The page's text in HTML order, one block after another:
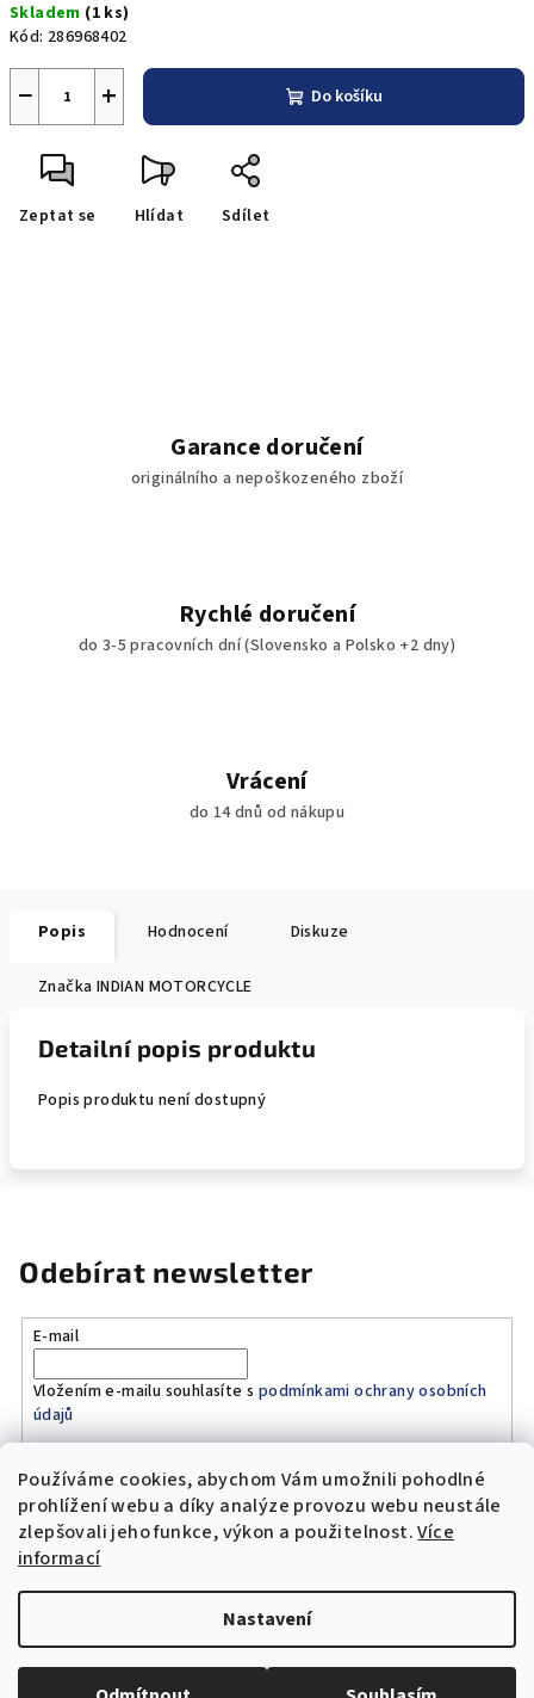
Používáme cookies, abychom Vám umožnili pohodlné
prohlížení webu a díky analýze provozu webu neustále
zlepšovali jeho funkce, výkon a použitelnost.Více
informací
Nastavení
cena:
Skladem (1 ks)
Kód: 286968402
+
− Do košíku
Zeptat se Hlídat Sdílet
Garance doručení
originálního a nepoškozeného zboží
Rychlé doručení
do 3-5 pracovních dní (Slovensko a Polsko +2 dny)
Vrácení
do 14 dnů od nákupu
Popis Hodnocení Diskuze
Značka INDIAN MOTORCYCLE
Detailní popis produktu
Popis produktu není dostupný
Odebírat newsletter
E-mail
Vložením e-mailu souhlasíte s podmínkami ochrany osobních
údajů
Přihlásit se
Copyright 2026Original Moto Shop. Všechna práva
Upravit nastavení cookies
Vytvořil Shoptet